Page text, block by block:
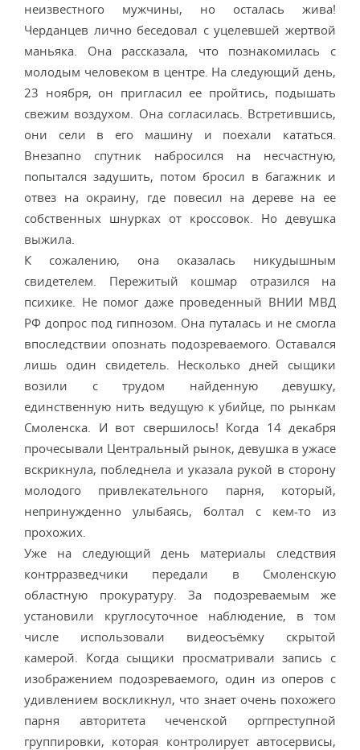
неизвестного мужчины, но осталась жива!
Черданцев лично беседовал с уцелевшей жертвой
маньяка. Она рассказала, что познакомилась с
молодым человеком в центре. На следующий день,
23 ноября, он пригласил ее пройтись, подышать
свежим воздухом. Она согласилась. Встретившись,
они сели в его машину и поехали кататься.
Внезапно спутник набросился на несчастную,
попытался задушить, потом бросил в багажник и
отвез на окраину, где повесил на дереве на ее
собственных шнурках от кроссовок. Но девушка
выжила.
К сожалению, она оказалась никудышным
свидетелем. Пережитый кошмар отразился на
психике. Не помог даже проведенный ВНИИ МВД
РФ допрос под гипнозом. Она путалась и не смогла
впоследствии опознать подозреваемого. Оставался
лишь один свидетель. Несколько дней сыщики
возили с трудом найденную девушку,
единственную нить ведущую к убийце, по рынкам
Смоленска. И вот свершилось! Когда 14 декабря
прочесывали Центральный рынок, девушка в ужасе
вскрикнула, побледнела и указала рукой в сторону
молодого привлекательного парня, который,
непринужденно улыбаясь, болтал с кем-то из
прохожих.
Уже на следующий день материалы следствия
контрразведчики передали в Смоленскую
областную прокуратуру. За подозреваемым же
установили круглосуточное наблюдение, в том
числе использовали видеосъёмку скрытой
камерой. Когда сыщики просматривали запись с
изображением подозреваемого, один из оперов с
удивлением воскликнул, что знает очень похожего
парня авторитета чеченской оргпреступной
группировки, которая контролирует автосервисы,